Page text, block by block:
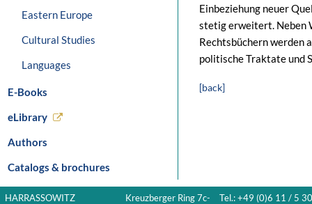
Eastern Europe
Cultural Studies
Languages
E-Books
eLibrary
Authors
Catalogs & brochures
Einbeziehung neuer
stetig erweitert. Neben
Rechtsbüchern werden
politische Traktate und
[back]
HARRASSOWITZ
Kreuzberger Ring 7c-
Tel.: +49 (0)6 11 / 5